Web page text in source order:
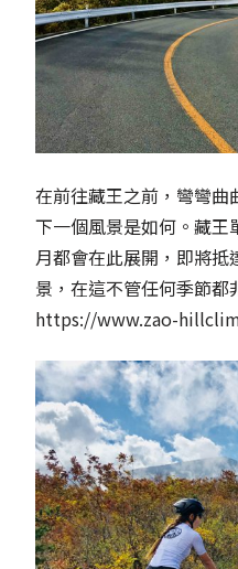
在前往藏王之前，彎彎
下一個風景是如何。藏
月都會在此展開，即將
景，在這不管任何季節都
https://www.zao-